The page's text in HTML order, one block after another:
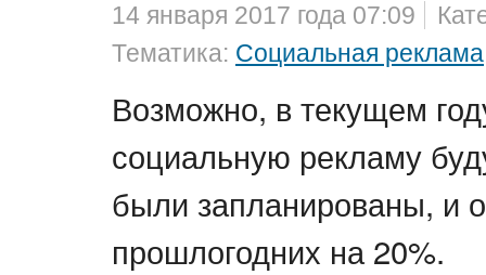
14 января 2017 года 07:09
Тематика: Социальная реклама
Возможно, в текущем
социальную рекламу
были запланированы, и
прошлогодних на 20%.